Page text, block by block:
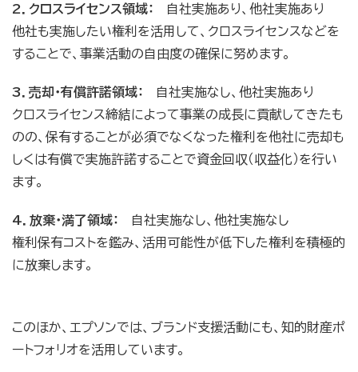
2．クロスライセンス領域：
自社実施あり、他社実施あり
他社も実施したい権利を活用して、クロスライセンスなどを
することで、事業活動の自由度の確保に努めます。
3．売却・有償許諾領域：
自社実施なし、他社実施あり
クロスライセンス締結によって事業の成長に貢献してきたも
のの、保有することが必須でなくなった権利を他社に売却も
しくは有償で実施許諾することで資金回収（収益化）を行い
ます。
4．放棄・満了領域：
自社実施なし、他社実施なし
権利保有コストを鑑み、活用可能性が低下した権利を積極的
に放棄します。
このほか、エプソンでは、ブランド支援活動にも、知的財産ポ
ートフォリオを活用しています。